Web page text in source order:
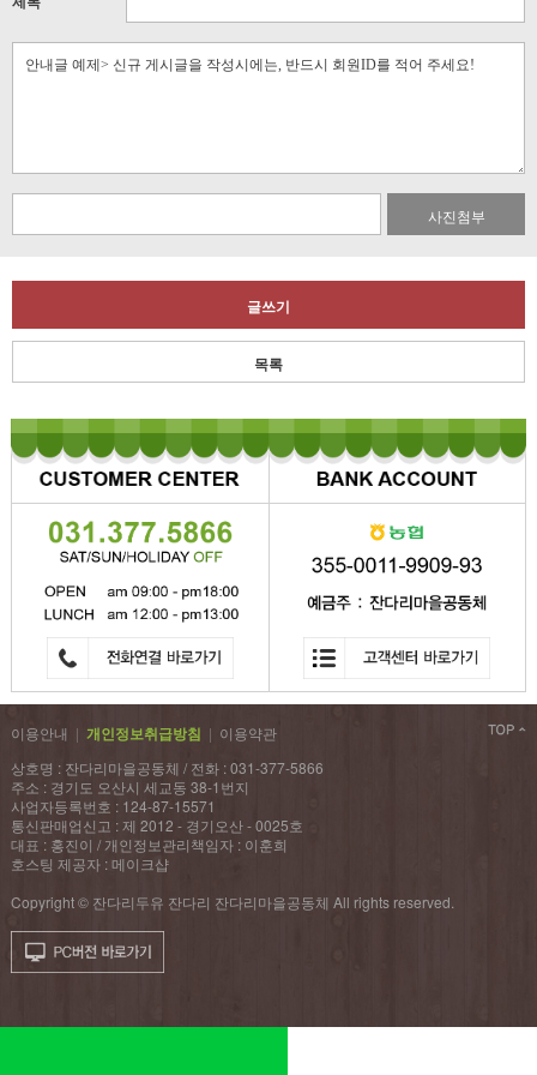
사진첨부
글쓰기
목록
이용안내 | 개인정보취급방침 | 이용약관
상호명 : 잔다리마을공동체 / 전화 : 031-377-5866
주소 : 경기도 오산시 세교동 38-1번지
사업자등록번호 : 124-87-15571
통신판매업신고 : 제 2012 - 경기오산 - 0025호
대표 : 홍진이 / 개인정보관리책임자 : 이훈희
호스팅 제공자 : 메이크샵
Copyright © 잔다리두유 잔다리 잔다리마을공동체 All rights reserved.